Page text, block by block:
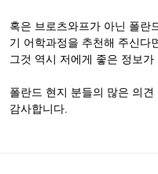
혹은 브로츠와프가 아닌 폴란
기 어학과정을 추천해 주신다
그것 역시 저에게 좋은 정보가
폴란드 현지 분들의 많은 의견
감사합니다.